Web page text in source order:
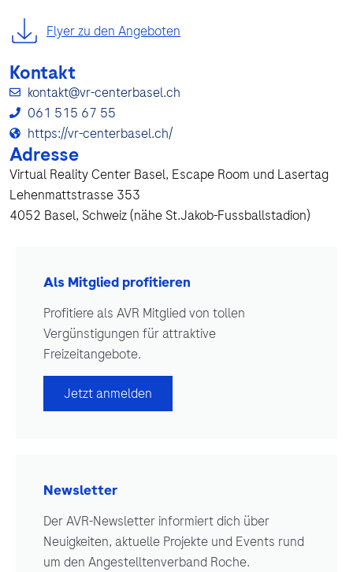
Flyer zu den Angeboten
Kontakt
kontakt@vr-centerbasel.ch
061 515 67 55
https://vr-centerbasel.ch/
Adresse
Virtual Reality Center Basel, Escape Room und Lasertag
Lehenmattstrasse 353
4052 Basel, Schweiz (nähe St.Jakob-Fussballstadion)
Als Mitglied profitieren
Profitiere als AVR Mitglied von tollen
Vergünstigungen für attraktive
Freizeitangebote.
Jetzt anmelden
Newsletter
Der AVR-Newsletter informiert dich über
Neuigkeiten, aktuelle Projekte und Events rund
um den Angestelltenverband Roche.